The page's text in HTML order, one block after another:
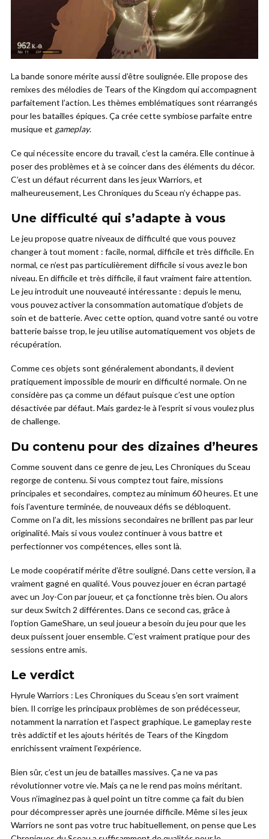
La bande sonore mérite aussi d’être soulignée. Elle propose des
remixes des mélodies de Tears of the Kingdom qui accompagnent
parfaitement l’action. Les thèmes emblématiques sont réarrangés
pour les batailles épiques. Ça crée cette symbiose parfaite entre
musique et gameplay.
Ce qui nécessite encore du travail, c’est la caméra. Elle continue à
poser des problèmes et à se coincer dans des éléments du décor.
C’est un défaut récurrent dans les jeux Warriors, et
malheureusement, Les Chroniques du Sceau n’y échappe pas.
Une difficulté qui s’adapte à vous
Le jeu propose quatre niveaux de difficulté que vous pouvez
changer à tout moment : facile, normal, difficile et très difficile. En
normal, ce n’est pas particulièrement difficile si vous avez le bon
niveau. En difficile et très difficile, il faut vraiment faire attention.
Le jeu introduit une nouveauté intéressante : depuis le menu,
vous pouvez activer la consommation automatique d’objets de
soin et de batterie. Avec cette option, quand votre santé ou votre
batterie baisse trop, le jeu utilise automatiquement vos objets de
récupération.
Comme ces objets sont généralement abondants, il devient
pratiquement impossible de mourir en difficulté normale. On ne
considère pas ça comme un défaut puisque c’est une option
désactivée par défaut. Mais gardez-le à l’esprit si vous voulez plus
de challenge.
Du contenu pour des dizaines d’heures
Comme souvent dans ce genre de jeu, Les Chroniques du Sceau
regorge de contenu. Si vous comptez tout faire, missions
principales et secondaires, comptez au minimum 60 heures. Et une
fois l’aventure terminée, de nouveaux défis se débloquent.
Comme on l’a dit, les missions secondaires ne brillent pas par leur
originalité. Mais si vous voulez continuer à vous battre et
perfectionner vos compétences, elles sont là.
Le mode coopératif mérite d’être souligné. Dans cette version, il a
vraiment gagné en qualité. Vous pouvez jouer en écran partagé
avec un Joy-Con par joueur, et ça fonctionne très bien. Ou alors
sur deux Switch 2 différentes. Dans ce second cas, grâce à
l’option GameShare, un seul joueur a besoin du jeu pour que les
deux puissent jouer ensemble. C’est vraiment pratique pour des
sessions entre amis.
Le verdict
Hyrule Warriors : Les Chroniques du Sceau s’en sort vraiment
bien. Il corrige les principaux problèmes de son prédécesseur,
notamment la narration et l’aspect graphique. Le gameplay reste
très addictif et les ajouts hérités de Tears of the Kingdom
enrichissent vraiment l’expérience.
Bien sûr, c’est un jeu de batailles massives. Ça ne va pas
révolutionner votre vie. Mais ça ne le rend pas moins méritant.
Vous n’imaginez pas à quel point un titre comme ça fait du bien
pour décompresser après une journée difficile. Même si les jeux
Warriors ne sont pas votre truc habituellement, on pense que Les